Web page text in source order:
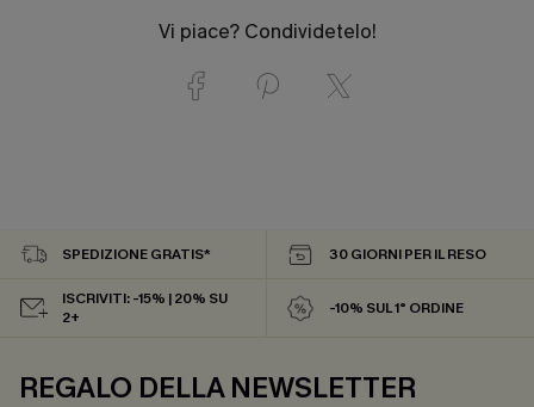
Vi piace? Condividetelo!
SPEDIZIONE GRATIS* 30 GIORNI PER IL RESO
ISCRIVITI: -15% | 20% SU
2+
-10% SUL 1° ORDINE
REGALO DELLA NEWSLETTER